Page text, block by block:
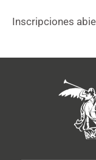
Inscripciones